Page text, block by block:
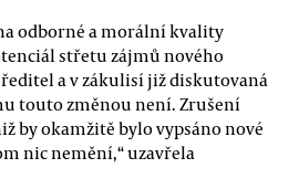
odborné a morální kvality
střetu zájmů nového
a v zákulisí již diskutovaná
touto změnou není. Zrušení
by okamžitě bylo vypsáno nové
nic nemění,“ uzavřela